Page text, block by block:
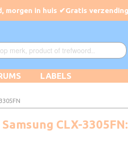
LABELS
CLX-3305FN: